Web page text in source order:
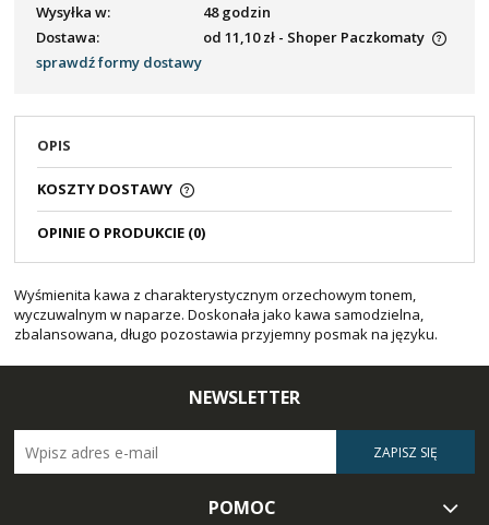
Wysyłka w:
48 godzin
Dostawa:
od 11,10 zł - Shoper Paczkomaty
sprawdź formy dostawy
OPIS
KOSZTY DOSTAWY
OPINIE O PRODUKCIE (0)
Wyśmienita kawa z charakterystycznym orzechowym tonem,
wyczuwalnym w naparze. Doskonała jako kawa samodzielna,
zbalansowana, długo pozostawia przyjemny posmak na języku.
NEWSLETTER
ZAPISZ SIĘ
POMOC